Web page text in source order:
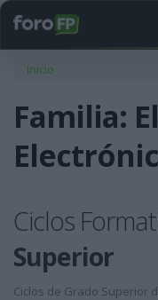
Usted está
Inicio
Familia:
Ciclos
Superior
Ciclos de Grado Superior